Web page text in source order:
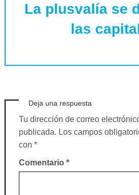
La plusvalía se
las
Deja una respuesta
Tu dirección de correo
publicada. Los campos
con *
Comentario *